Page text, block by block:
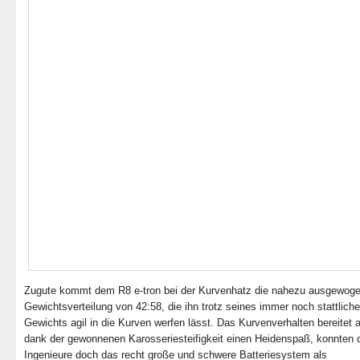
Zugute kommt dem R8 e-tron bei der Kurvenhatz die nahezu
Gewichtsverteilung von 42:58, die ihn trotz seines immer noch
Gewichts agil in die Kurven werfen lässt. Das Kurvenverhalten bereitet
dank der gewonnenen Karosseriesteifigkeit einen Heidenspaß, konnten
Ingenieure doch das recht große und schwere Batteriesystem als